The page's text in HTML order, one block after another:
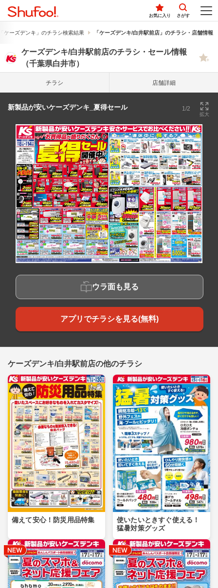
お気に入り さがす
ケーズデンキ」のチラシ検索結果 「ケーズデンキ/白井駅前店」のチラシ・店舗情報
ケーズデンキ/白井駅前店のチラシ・セール情報
（千葉県白井市）
チラシ 店舗詳細
新製品が安いケーズデンキ_夏得セール 1/2
拡大
ウラ面も見る
アプリでチラシを見る(無料)
ケーズデンキ/白井駅前店の他のチラシ
備えて安心！防災用品特集
使いたいときすぐ使える！
猛暑対策グッズ